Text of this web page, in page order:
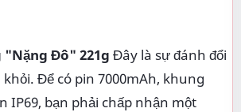
Đô" 221g Đây là sự đánh đổi
Để có pin 7000mAh, khung
IP69, bạn phải chấp nhận một